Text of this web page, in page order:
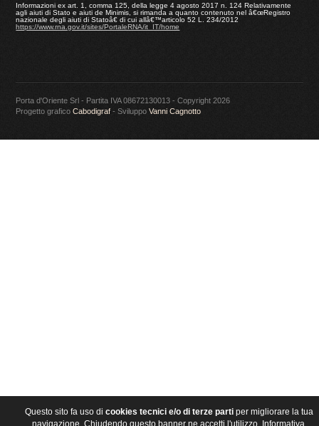
Questo sito fa uso di cookies tecnici e/o di terze parti per migliorare la tua
navigazione. Chiudendo questo banner ne accetti l'utilizzo.
Informativa
Informazioni ex art. 1, comma 125, della legge 4 agosto 2017 n. 124 Relativamente
agli aiuti di Stato e aiuti de Minimis, si rimanda a quanto contenuto nel â€œRegistro
nazionale degli aiuti di Statoâ€ di cui allâ€™articolo 52 L. 234/2012
https://www.rna.gov.it/sites/PortaleRNA/it_IT/home
Porta d'Oriente Srl - Partita IVA 08672130013 - Copyright 2026
Progetto graficoCabodigraf - SviluppoVanni Cagnotto